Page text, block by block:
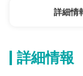
詳細情
詳細情報